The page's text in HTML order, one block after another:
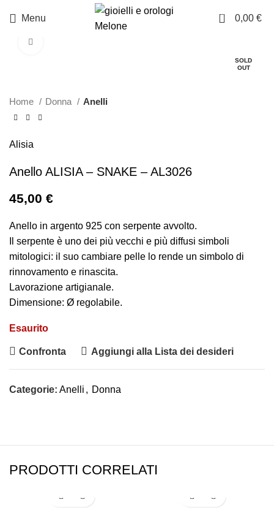
Menu 0 0,00 €
SOLD
OUT
Home Donna Anelli
Alisia
Anello ALISIA – SNAKE – AL3026
45,00 €
Anello in argento 925 con serpente avvolto.
Il serpente è uno dei più vecchi e più diffusi simboli
mitologici: il suo cambiare pelle lo rende un simbolo di
rinnovamento e rinascita.
Lavorazione artigianale.
Dimensione: Ø regolabile.
Esaurito
Confronta Aggiungi alla Lista dei desideri
Categorie: Anelli , Donna
PRODOTTI CORRELATI